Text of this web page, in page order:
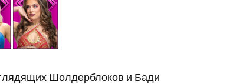
Шолдерблоков и Бади